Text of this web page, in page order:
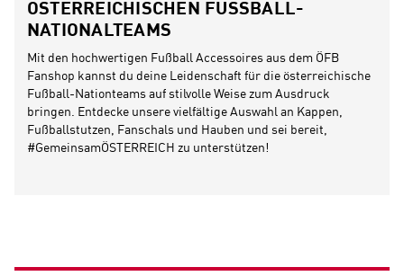
ÖSTERREICHISCHEN FUSSBALL-N
ATIONALTEAMS
Mit den hochwertigen Fußball Accessoires aus dem ÖFB
Fanshop kannst du deine Leidenschaft für die österreichische
Fußball-Nationteams auf stilvolle Weise zum Ausdruck
bringen. Entdecke unsere vielfältige Auswahl an Kappen,
Fußballstutzen, Fanschals und Hauben und sei bereit,
#GemeinsamÖSTERREICH zu unterstützen!